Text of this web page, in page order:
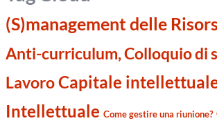
(S)management delle
Anti-curriculum, Colloquio di
LavoroCapitale
Intellettuale Come gestire una riunione?